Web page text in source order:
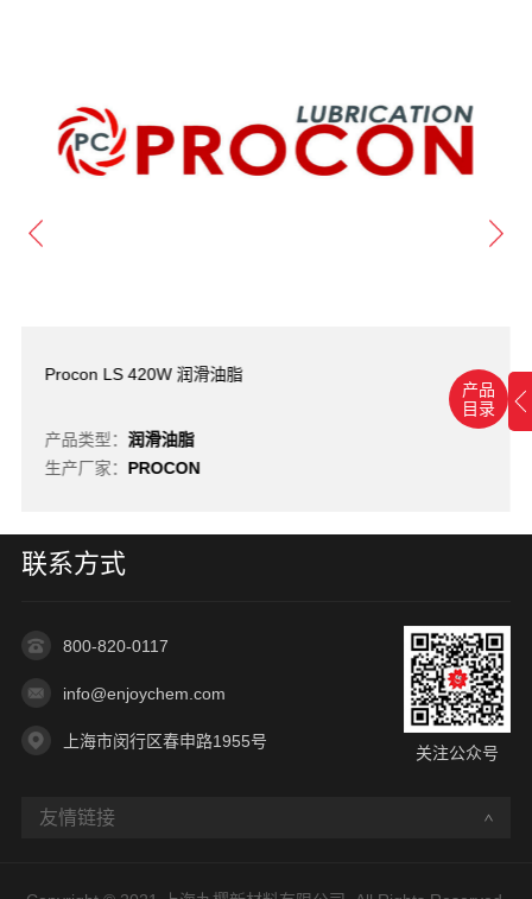
产品
目录
Procon LS 420W 润滑油脂
产品类型： 润滑油脂
生产厂家： PROCON
联系方式
800-820-0117
info@enjoychem.com
上海市闵行区春申路1955号
关注公众号
友情链接